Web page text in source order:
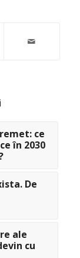
ce
în 2030
De
ale
cu